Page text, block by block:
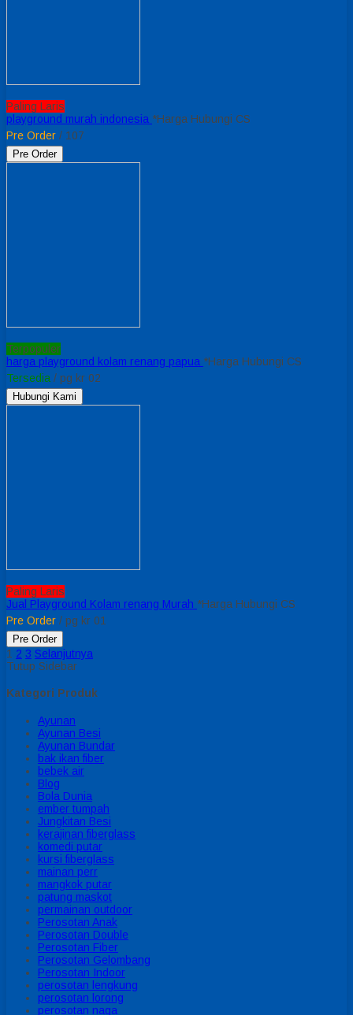
Paling Laris
playground murah indonesia *Harga Hubungi CS
Pre Order / 107
Pre Order
Terpopuler
harga playground kolam renang papua *Harga Hubungi CS
Tersedia / pg kr 02
Hubungi Kami
Paling Laris
Jual Playground Kolam renang Murah *Harga Hubungi CS
Pre Order / pg kr 01
Pre Order
1 2 3 Selanjutnya
Tutup Sidebar
Kategori Produk
Ayunan
Ayunan Besi
Ayunan Bundar
bak ikan fiber
bebek air
Blog
Bola Dunia
ember tumpah
Jungkitan Besi
kerajinan fiberglass
komedi putar
kursi fiberglass
mainan perr
mangkok putar
patung maskot
permainan outdoor
Perosotan Anak
Perosotan Double
Perosotan Fiber
Perosotan Gelombang
Perosotan Indoor
perosotan lengkung
perosotan lorong
perosotan naga